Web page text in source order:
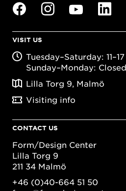
VISIT US
Tuesday–Saturday: 11–17
Sunday–Monday: Closed
Lilla Torg 9, Malmö
Visiting info
CONTACT US
Form/Design Center
Lilla Torg 9
211 34 Malmö
+46 (0)40-664 51 50